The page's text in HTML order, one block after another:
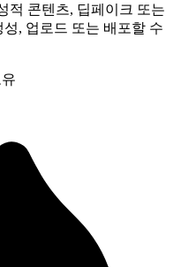
적 콘텐츠, 딥페이크 또는
, 업로드 또는 배포할 수